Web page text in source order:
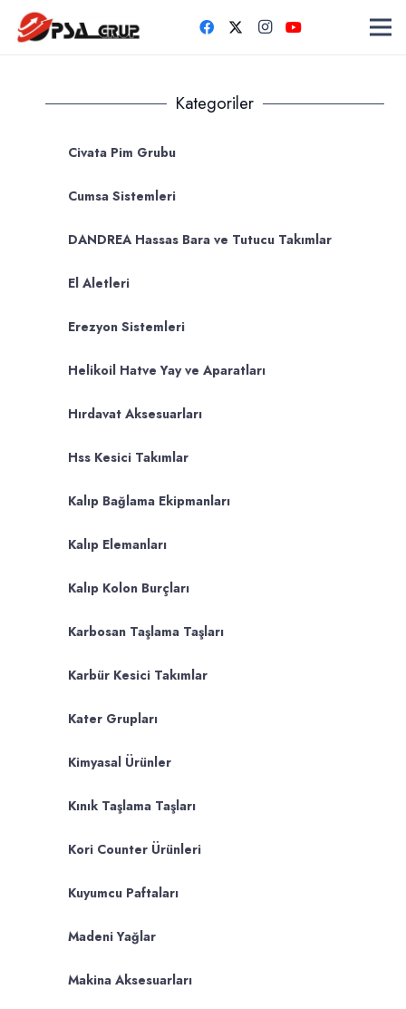
Kategoriler
Civata Pim Grubu
Cumsa Sistemleri
DANDREA Hassas Bara ve Tutucu Takımlar
El Aletleri
Erezyon Sistemleri
Helikoil Hatve Yay ve Aparatları
Hırdavat Aksesuarları
Hss Kesici Takımlar
Kalıp Bağlama Ekipmanları
Kalıp Elemanları
Kalıp Kolon Burçları
Karbosan Taşlama Taşları
Karbür Kesici Takımlar
Kater Grupları
Kimyasal Ürünler
Kınık Taşlama Taşları
Kori Counter Ürünleri
Kuyumcu Paftaları
Madeni Yağlar
Makina Aksesuarları